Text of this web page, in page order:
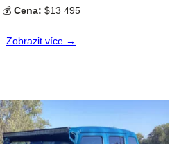
💰 Cena: $13 495
Zobrazit více →